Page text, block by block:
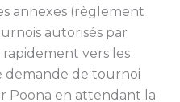
annexes (règlement
autorisés par
vers les
demande de tournoi
Poona en attendant la